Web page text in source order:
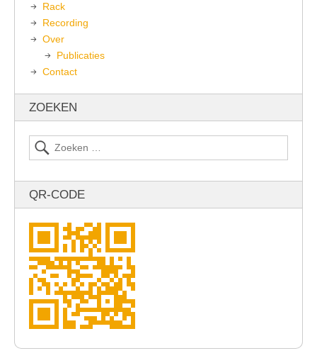
Rack
Recording
Over
Publicaties
Contact
ZOEKEN
QR-CODE